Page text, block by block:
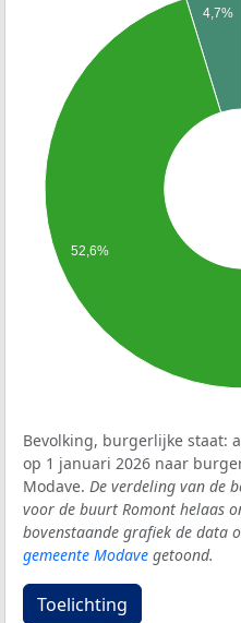
4,7%
52,6%
Bevolking, burgerlijke staat:
op 1 januari 2026 naar
Modave. De verdeling van de
voor de buurt Romont helaas
bovenstaande grafiek de data
gemeente Modave getoond.
Toelichting